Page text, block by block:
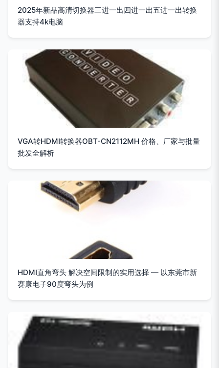
2025年新品高清切换器三进一出四进一出五进一出转换
器支持4k电脑
VGA转HDMI转换器OBT-CN2112MH 价格、厂家与批量
批发全解析
HDMI直角弯头 解决空间限制的实用选择 — 以东莞市新
赛康电子90度弯头为例